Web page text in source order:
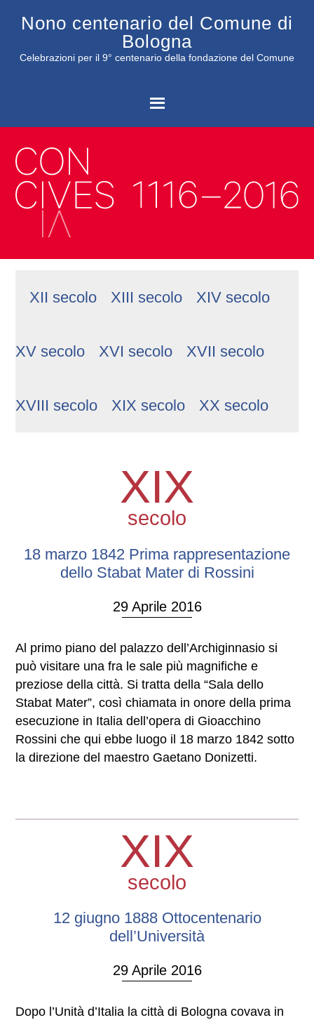
Nono centenario del Comune di
Bologna
Celebrazioni per il 9° centenario della fondazione del Comune
XII secolo XIII secolo XIV secolo
XV secolo XVI secolo XVII secolo
XVIII secolo XIX secolo XX secolo
XIX
secolo
18 marzo 1842 Prima rappresentazione
dello Stabat Mater di Rossini
29 Aprile 2016
Al primo piano del palazzo dell’Archiginnasio si
può visitare una fra le sale più magnifiche e
preziose della città. Si tratta della “Sala dello
Stabat Mater”, così chiamata in onore della prima
esecuzione in Italia dell’opera di Gioacchino
Rossini che qui ebbe luogo il 18 marzo 1842 sotto
la direzione del maestro Gaetano Donizetti.
XIX
secolo
12 giugno 1888 Ottocentenario
dell’Università
29 Aprile 2016
Dopo l’Unità d’Italia la città di Bologna covava in